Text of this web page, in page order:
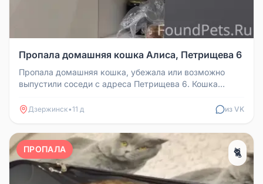
Пропала домашняя кошка Алиса, Петрищева 6
Пропала домашняя кошка, убежала или возможно
выпустили соседи с адреса Петрищева 6. Кошка
Дзержинск•11 д из VK
ПРОПАЛА 🐈